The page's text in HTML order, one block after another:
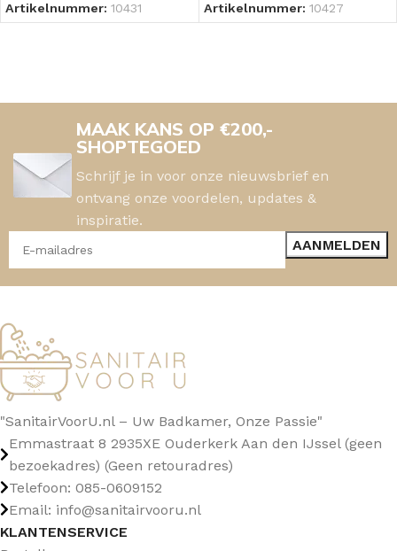
Artikelnummer: 10431 Artikelnummer: 10427
MAAK KANS OP €200,-
SHOPTEGOED
Schrijf je in voor onze nieuwsbrief en
ontvang onze voordelen, updates &
inspiratie.
"SanitairVoorU.nl – Uw Badkamer, Onze Passie"
Emmastraat 8 2935XE Ouderkerk Aan den IJssel (geen
bezoekadres) (Geen retouradres)
Telefoon: 085-0609152
Email: info@sanitairvooru.nl
KLANTENSERVICE